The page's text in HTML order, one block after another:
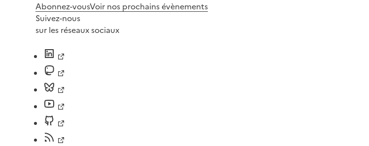
Abonnez-vousVoir nos prochains évènements
Suivez-nous
sur les réseaux sociaux